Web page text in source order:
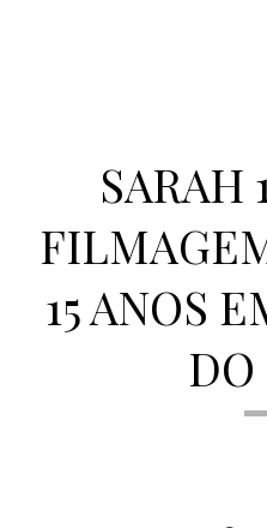
SARAH
15 ANOS
DO